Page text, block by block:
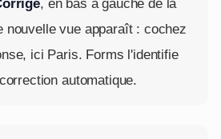
nouvelle vue apparaît : cochez
ici Paris. Forms l'identifie
automatique.